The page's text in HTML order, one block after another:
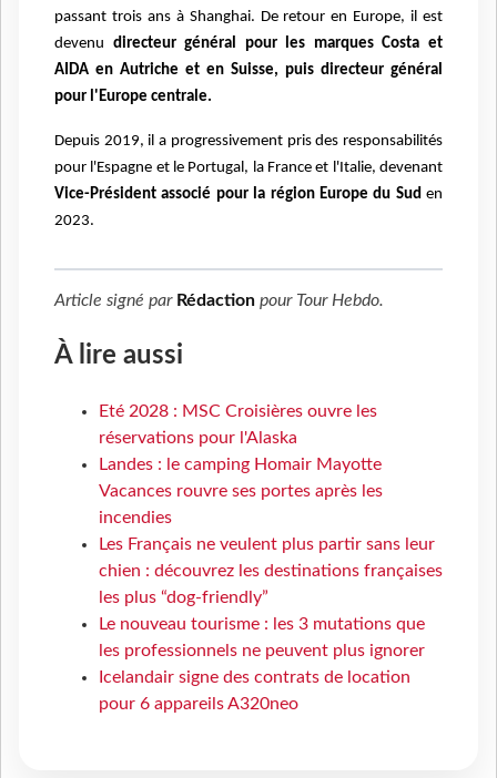
passant trois ans à Shanghai. De retour en Europe, il est
devenu directeur général pour les marques Costa et
AIDA en Autriche et en Suisse, puis directeur général
pour l'Europe centrale.
Depuis 2019, il a progressivement pris des responsabilités
pour l'Espagne et le Portugal, la Franceet l'Italie, devenant
Vice-Président associé pour la région Europe du Sud en
2023.
Article signé par Rédaction pour Tour Hebdo.
À lire aussi
Eté 2028 : MSC Croisières ouvre les
réservations pour l'Alaska
Landes : le camping Homair Mayotte
Vacances rouvre ses portes après les
incendies
Les Français ne veulent plus partir sans leur
chien : découvrez les destinations françaises
les plus “dog-friendly”
Le nouveau tourisme : les 3 mutations que
les professionnels ne peuvent plus ignorer
Icelandair signe des contrats de location
pour 6 appareils A320neo